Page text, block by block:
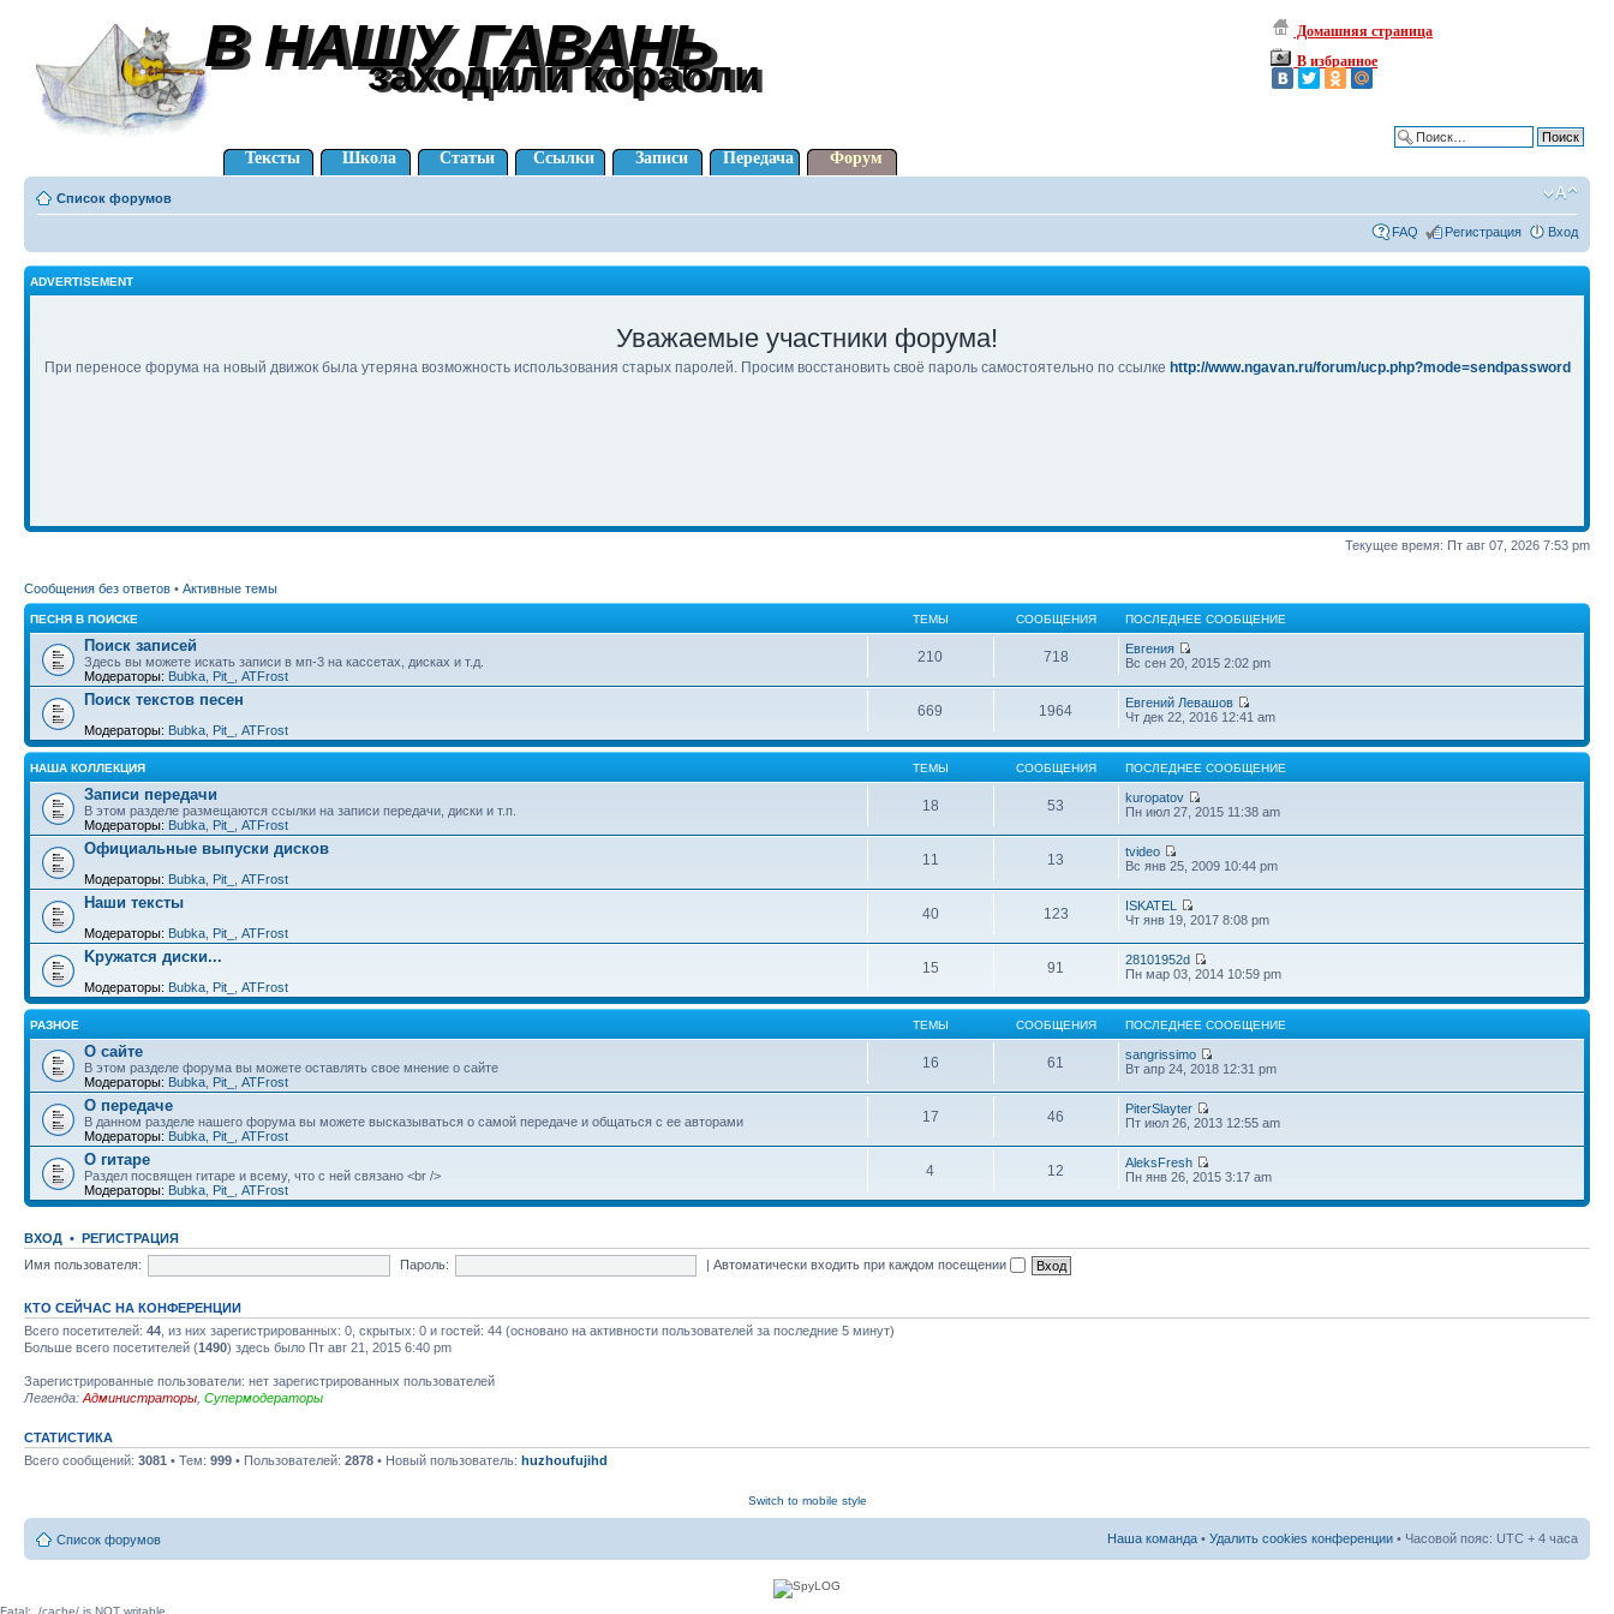
В НАШУ ГАВАНЬ
В НАШУ ГАВАНЬ
заходили корабли
заходили корабли
Домашняя страница
В избранное
Тексты Школа Статьи Ссылки Записи Передача Форум
Список форумов
FAQ Регистрация Вход
ADVERTISEMENT
Уважаемые участники форума!
При переносе форума на новый движок была утеряна возможность использования старых паролей. Просим восстановить своё пароль самостоятельно по ссылке http://www.ngavan.ru/forum/ucp.php?mode=sendpassword
Текущее время: Пт авг 07, 2026 7:53 pm
Сообщения без ответов • Активные темы
ПЕСНЯ В ПОИСКЕ ТЕМЫ СООБЩЕНИЯ ПОСЛЕДНЕЕ СООБЩЕНИЕ
Поиск записей
Здесь вы можете искать записи в мп-3 на кассетах, дисках и т.д.
Модераторы: Bubka Pit_ ATFrost
210 718
Евгения
Вс сен 20, 2015 2:02 pm
Поиск текстов песен
Модераторы: Bubka Pit_ ATFrost
669 1964
Евгений Левашов
Чт дек 22, 2016 12:41 am
НАША КОЛЛЕКЦИЯ ТЕМЫ СООБЩЕНИЯ ПОСЛЕДНЕЕ СООБЩЕНИЕ
Записи передачи
В этом разделе размещаются ссылки на записи передачи, диски и т.п.
Модераторы: Bubka Pit_ ATFrost
18 53
kuropatov
Пн июл 27, 2015 11:38 am
Официальные выпуски дисков
Модераторы: Bubka Pit_ ATFrost
11 13
tvideo
Вс янв 25, 2009 10:44 pm
Наши тексты
Модераторы: Bubka Pit_ ATFrost
40 123
ISKATEL
Чт янв 19, 2017 8:08 pm
Kружатся диски...
Модераторы: Bubka Pit_ ATFrost
15 91
28101952d
Пн мар 03, 2014 10:59 pm
РАЗНОЕ ТЕМЫ СООБЩЕНИЯ ПОСЛЕДНЕЕ СООБЩЕНИЕ
О сайте
В этом разделе форума вы можете оставлять свое мнение о сайте
Модераторы: Bubka Pit_ ATFrost
16 61
sangrissimo
Вт апр 24, 2018 12:31 pm
О передаче
В данном разделе нашего форума вы можете высказываться о самой передаче и общаться с ее авторами
Модераторы: Bubka Pit_ ATFrost
17 46
PiterSlayter
Пт июл 26, 2013 12:55 am
О гитаре
Раздел посвящен гитаре и всему, что с ней связано <br />
Модераторы: Bubka Pit_ ATFrost
4 12
AleksFresh
Пн янв 26, 2015 3:17 am
ВХОД • РЕГИСТРАЦИЯ
Имя пользователя:
Пароль: |Автоматически входить при каждом посещении
КТО СЕЙЧАС НА КОНФЕРЕНЦИИ
Всего посетителей: 44 , из них зарегистрированных: 0, скрытых: 0 и гостей: 44 (основано на активности пользователей за последние 5 минут)
Больше всего посетителей (1490) здесь было Пт авг 21, 2015 6:40 pm
Зарегистрированные пользователи: нет зарегистрированных пользователей
Легенда: Администраторы Супермодераторы
СТАТИСТИКА
Всего сообщений: 3081 • Тем: 999 • Пользователей: 2878 • Новый пользователь: huzhoufujihd
Switch to mobile style
Список форумов Наша команда • Удалить cookies конференции • Часовой пояс: UTC + 4 часа
Fatal: ./cache/ is NOT writable.